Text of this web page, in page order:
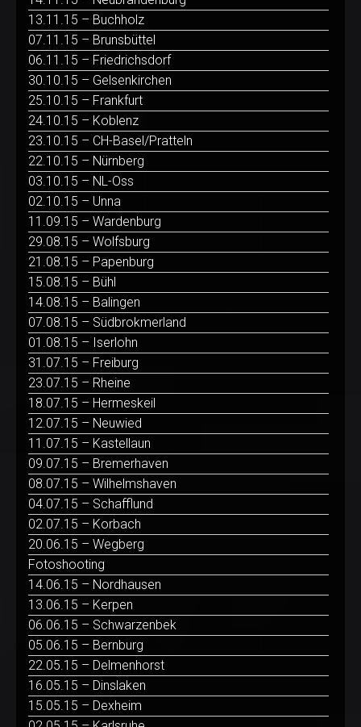
13.11.15 – Buchholz
07.11.15 – Brunsbüttel
06.11.15 – Friedrichsdorf
30.10.15 – Gelsenkirchen
25.10.15 – Frankfurt
24.10.15 – Koblenz
23.10.15 – CH-Basel/Pratteln
22.10.15 – Nürnberg
03.10.15 – NL-Oss
02.10.15 – Unna
11.09.15 – Wardenburg
29.08.15 – Wolfsburg
21.08.15 – Papenburg
15.08.15 – Bühl
14.08.15 – Balingen
07.08.15 – Südbrokmerland
01.08.15 – Iserlohn
31.07.15 – Freiburg
23.07.15 – Rheine
18.07.15 – Hermeskeil
12.07.15 – Neuwied
11.07.15 – Kastellaun
09.07.15 – Bremerhaven
08.07.15 – Wilhelmshaven
04.07.15 – Schafflund
02.07.15 – Korbach
20.06.15 – Wegberg
Fotoshooting
14.06.15 – Nordhausen
13.06.15 – Kerpen
06.06.15 – Schwarzenbek
05.06.15 – Bernburg
22.05.15 – Delmenhorst
16.05.15 – Dinslaken
15.05.15 – Dexheim